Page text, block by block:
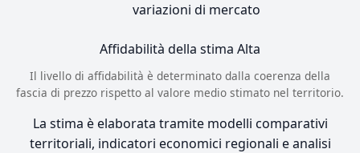
variazioni di mercato
Affidabilità della stima Alta
Il livello di affidabilità è determinato dalla coerenza della
fascia di prezzo rispetto al valore medio stimato nel territorio.
La stima è elaborata tramite modelli comparativi
territoriali, indicatori economici regionali e analisi